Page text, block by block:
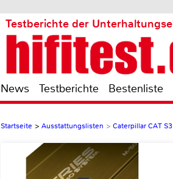
Testberichte der
News Testberichte Bestenliste
Startseite > Ausstattungslisten > Caterpillar CAT